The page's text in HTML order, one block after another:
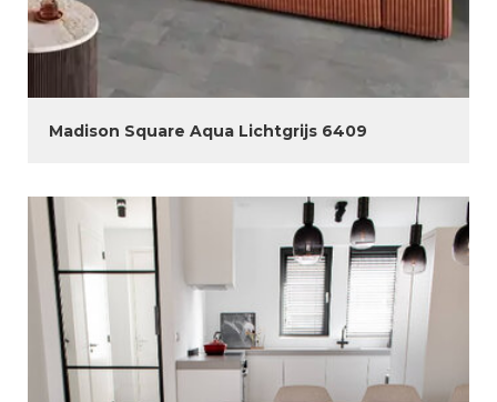
Madison Square Aqua Lichtgrijs 6409